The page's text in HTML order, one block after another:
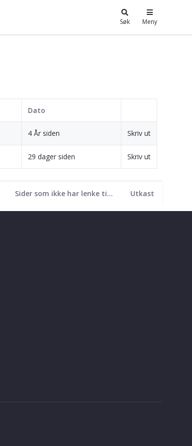
Søk Meny
Sider som ikke har lenke til seg Utkast
Dato
4 År siden Skriv ut
29 dager siden Skriv ut